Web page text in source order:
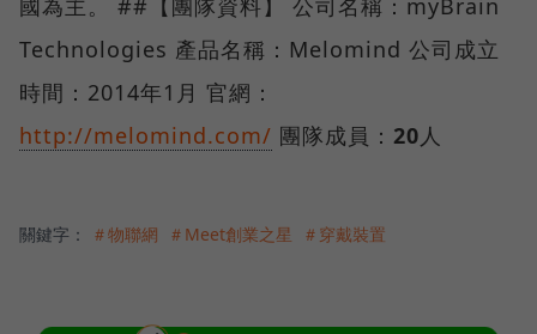
國為主。 ##【團隊資料】 公司名稱：myBrain
Technologies 產品名稱：Melomind 公司成立
時間：2014年1月 官網：
http://melomind.com/ 團隊成員： 20人
關鍵字： ＃物聯網 ＃Meet創業之星 ＃穿戴裝置